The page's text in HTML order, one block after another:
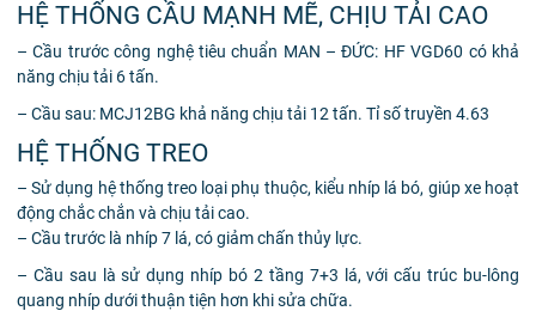
HỆ THỐNG CẦU MẠNH MẼ, CHỊU TẢI CAO
– Cầu trước công nghệ tiêu chuẩn MAN – ĐỨC: HF VGD60 có khả
năng chịu tải 6 tấn.
– Cầu sau: MCJ12BG khả năng chịu tải 12 tấn. Tỉ số truyền 4.63
HỆ THỐNG TREO
– Sử dụng hệ thống treo loại phụ thuộc, kiểu nhíp lá bó, giúp xe hoạt
động chắc chắn và chịu tải cao.
– Cầu trước là nhíp 7 lá, có giảm chấn thủy lực.
– Cầu sau là sử dụng nhíp bó 2 tầng 7+3 lá, với cấu trúc bu-lông
quang nhíp dưới thuận tiện hơn khi sửa chữa.